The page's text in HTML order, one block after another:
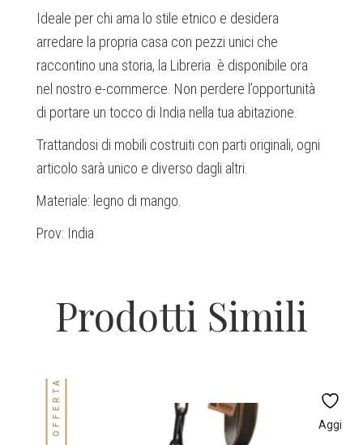
Ideale per chi ama lo stile etnico e desidera
arredare la propria casa con pezzi unici che
raccontino una storia, la Libreria è disponibile ora
nel nostro e-commerce. Non perdere l’opportunità
di portare un tocco di India nella tua abitazione.
Trattandosi di mobili costruiti con parti originali, ogni
articolo sarà unico e diverso dagli altri.
Materiale: legno di mango.
Prov: India
Prodotti Simili
IN OFFERTA! Aggi